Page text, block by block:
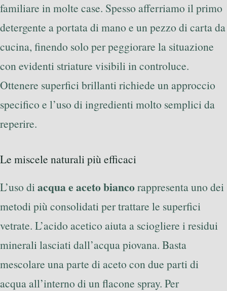
familiare in molte case. Spesso afferriamo il primo
detergente a portata di mano e un pezzo di carta da
cucina, finendo solo per peggiorare la situazione
con evidenti striature visibili in controluce.
Ottenere superfici brillanti richiede un approccio
specifico e l’uso di ingredienti molto semplici da
reperire.
Le miscele naturali più efficaci
L’uso diacqua e aceto biancorappresenta uno dei
metodi più consolidati per trattare le superfici
vetrate. L’acido acetico aiuta a sciogliere i residui
minerali lasciati dall’acqua piovana. Basta
mescolare una parte di aceto con due parti di
acqua all’interno di un flacone spray. Per